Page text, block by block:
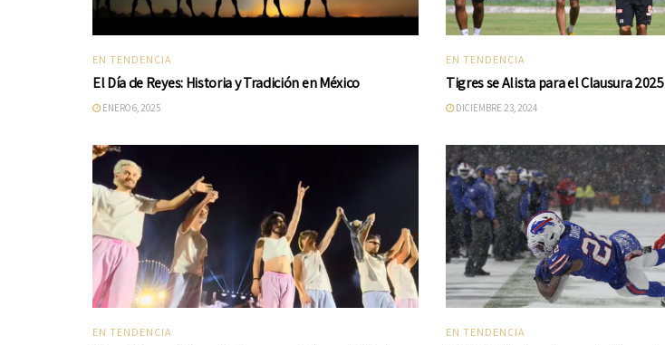
EN TENDENCIA
El Día de Reyes: Historia y Tradición en México
ENERO 6, 2025
EN TENDENCIA
Tigres se Alista para el Clausura 2025
DICIEMBRE 23, 2024
EN TENDENCIA EN TENDENCIA